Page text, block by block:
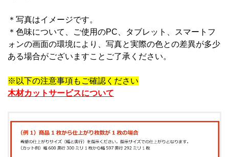
＊写真はイメージです。
＊ 色味について、ご使用のPC、タブレット、スマートフ
ォンの画面の環境により、写真と実際の色との差異が多少
ある場合がございますことご了承ください。
※以下の注意事項もご確認ください
木材カットサービスについて